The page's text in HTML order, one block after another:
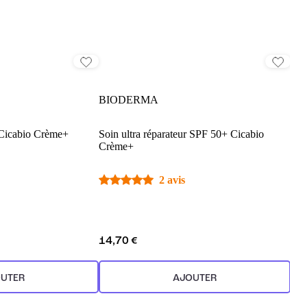
Crème+
BIODERMA
Soin ultra réparateur SPF 50+ Cicabio
Crème+
2 avis
14,70 €
AJOUTER